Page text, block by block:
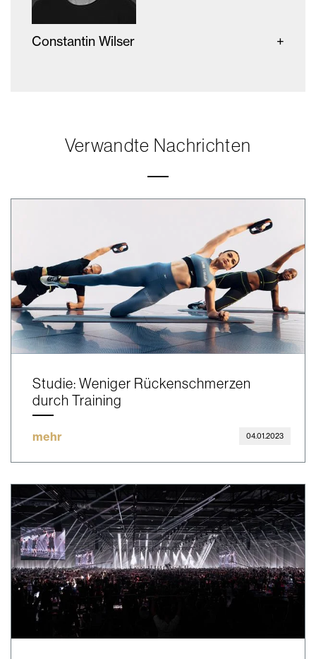
Constantin Wilser
Verwandte Nachrichten
Studie: Weniger Rückenschmerzen
durch Training
mehr 04.01.2023